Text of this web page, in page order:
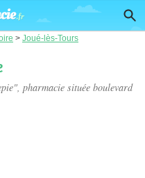
> Joué-lès-Tours
pharmacie située boulevard